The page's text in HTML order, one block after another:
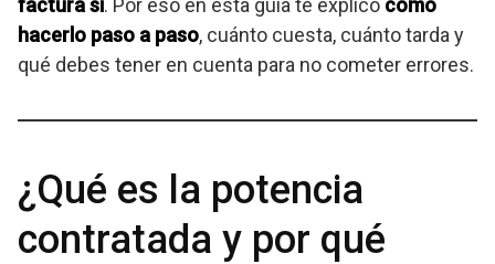
factura sí. Por eso en esta guía te explico cómo
hacerlo paso a paso, cuánto cuesta, cuánto tarda y
qué debes tener en cuenta para no cometer errores.
¿Qué es la potencia
contratada y por qué